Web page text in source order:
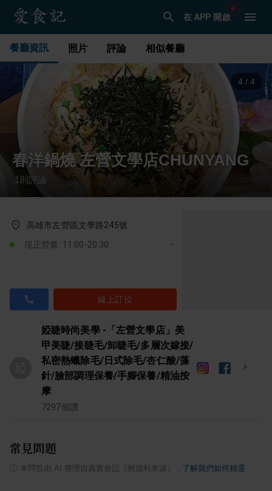
在 APP 開啟
餐廳資訊 照片 評論 相似餐廳
1 / 4
春洋鍋燒 左營文學店CHUNYANG
1 則評論
高雄市左營區文學路245號
現正營業: 11:00-20:30
線上訂位
婭睫時尚美學 -「左營文學店」美
甲美睫/接睫毛/卸睫毛/多層次嫁接/
私密熱蠟除毛/日式除毛/杏仁酸/藻
針/臉部調理保養/手腳保養/精油按
摩
7297個讚
常見問題
本問答由 AI 整理自真實食記（附資料來源） 了解我們如何精選